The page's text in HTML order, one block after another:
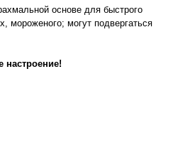
основе для быстрого
мороженого; могут подвергаться
настроение!